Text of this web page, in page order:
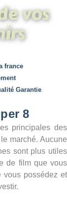
vos
france
Garantie
8
principales des
marché. Aucune
sont plus utiles
de film que vous
vous possédez et